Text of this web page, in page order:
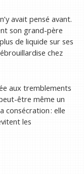
avait pensé avant.
son grand-père
de liquide sur ses
chez
aux tremblements
être même un
consécration : elle
les